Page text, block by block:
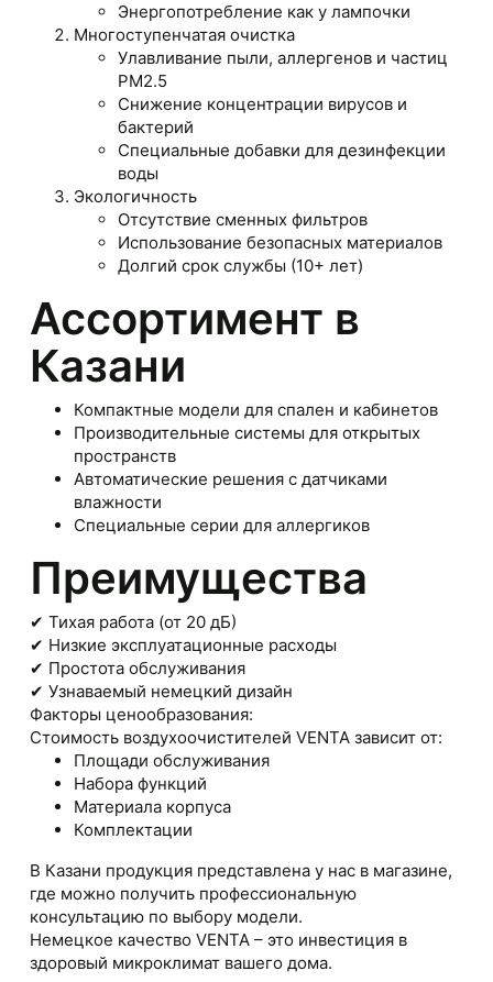
Энергопотребление как у лампочки
Многоступенчатая очистка
Улавливание пыли, аллергенов и частиц
PM2.5
Снижение концентрации вирусов и
бактерий
Специальные добавки для дезинфекции
воды
Экологичность
Отсутствие сменных фильтров
Использование безопасных материалов
Долгий срок службы (10+ лет)
Ассортимент в
Казани
Компактные модели для спален и кабинетов
Производительные системы для открытых
пространств
Автоматические решения с датчиками
влажности
Специальные серии для аллергиков
Преимущества
✔ Тихая работа (от 20 дБ)
✔ Низкие эксплуатационные расходы
✔ Простота обслуживания
✔ Узнаваемый немецкий дизайн
Факторы ценообразования:
Стоимость воздухоочистителей VENTA зависит от:
Площади обслуживания
Набора функций
Материала корпуса
Комплектации
В Казани продукция представлена у нас в магазине,
где можно получить профессиональную
консультацию по выбору модели.
Немецкое качество VENTA – это инвестиция в
здоровый микроклимат вашего дома.